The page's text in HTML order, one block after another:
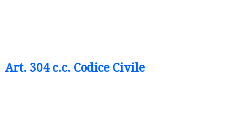
Art. 304 c.c. Codice Civile